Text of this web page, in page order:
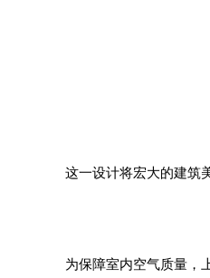
这一设计将宏大的建筑
为保障室内空气质量，